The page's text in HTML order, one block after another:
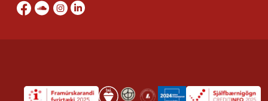
Tilboð - ársfj 4. 2020
Fylgdu okkur á Facebook
sound-cloud
Fylgdu okkur á Instagram
Fylgdu okkur á Linkedin